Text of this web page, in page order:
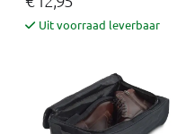
Uit voorraad leverbaar